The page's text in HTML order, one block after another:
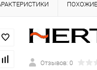
Отзывов: 0